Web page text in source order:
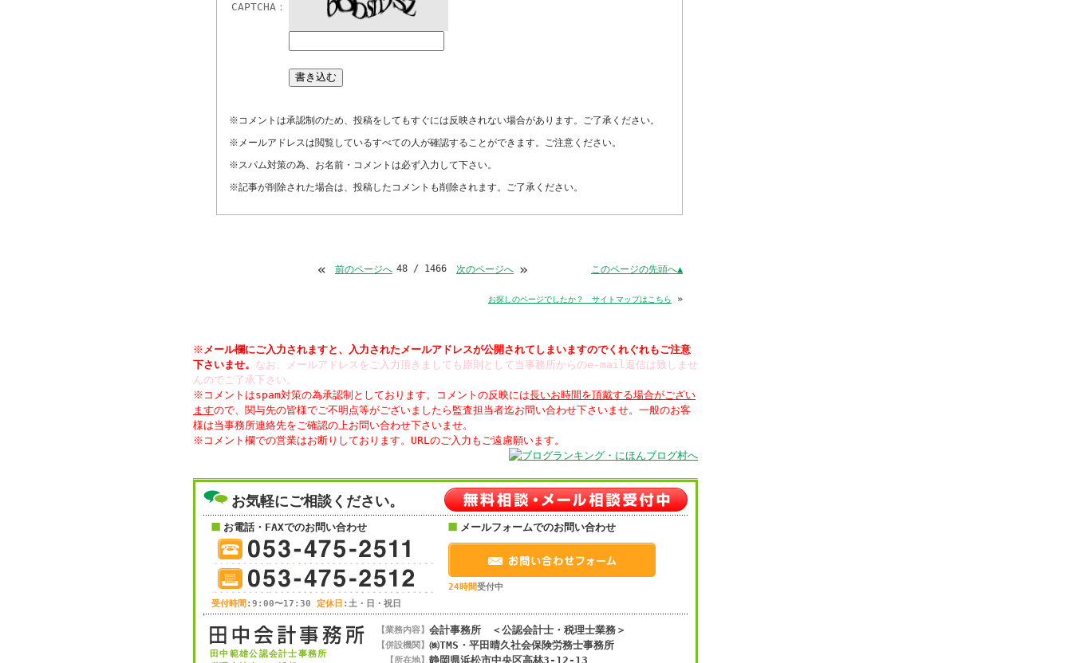
CAPTCHA：
※コメントは承認制のため、投稿をしてもすぐには反映されない場合があります。ご了承ください。
※メールアドレスは閲覧しているすべての人が確認することができます。ご注意ください。
※スパム対策の為、お名前・コメントは必ず入力して下さい。
※記事が削除された場合は、投稿したコメントも削除されます。ご了承ください。
« 前のページへ 48 / 1466 次のページへ » このページの先頭へ▲
お探しのページでしたか？ サイトマップはこちら »
※ メール欄にご入力されますと、入力された
されてしまいますのでくれぐれもご注意
下さいませ。 なお、メールアドレスをご入力頂きましても原則として当事務所からのe-mail返信は致しませ
んのでご了承下さい。
※コメントはspam対策の為承認制としております。コメントの反映には長いお時間を頂戴する場合がござい
ますので、関与先の皆様でご不明点等がございましたら監査担当者迄お問い合わせ下さいませ。一般のお客
様は当事務所連絡先をご確認の上お問い合わせ下さいませ。
お気軽にご相談ください。
お電話・FAXでのお問い合わせ
受付時間 :9:00〜17:30 定休日 :土・日・祝日
メールフォームでのお問い合わせ
24時間受付中
田中範雄公認会計士事務所
【業務内容】会計事務所 ＜公認会計士・税理士業務＞
【併設機関】㈱TMS・平田晴久社会保険労務士事務所
【所在地】静岡県浜松市中央区高林3-12-13